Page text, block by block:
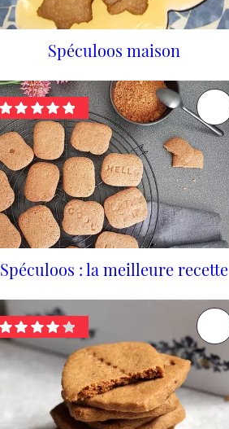
Spéculoos maison
Spéculoos : la meilleure recette